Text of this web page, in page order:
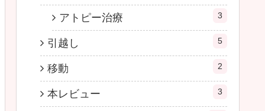
アトピー治療 3
引越し 5
移動 2
本レビュー 3